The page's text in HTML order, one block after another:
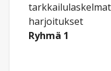
harjoitukset
Ryhmä 1